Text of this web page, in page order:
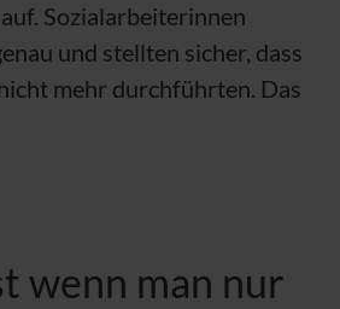
Sozialarbeiterinnen
und stellten sicher, dass
mehr durchführten. Das
wenn man nur